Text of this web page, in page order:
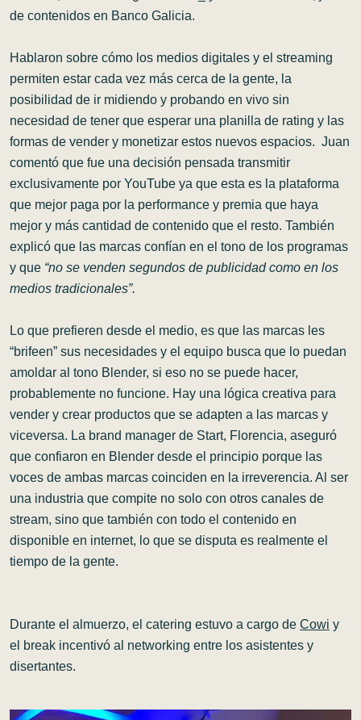
de contenidos en Banco Galicia.
Hablaron sobre cómo los medios digitales y el streaming
permiten estar cada vez más cerca de la gente, la
posibilidad de ir midiendo y probando en vivo sin
necesidad de tener que esperar una planilla de rating y las
formas de vender y monetizar estos nuevos espacios. Juan
comentó que fue una decisión pensada transmitir
exclusivamente por YouTube ya que esta es la plataforma
que mejor paga por la performance y premia que haya
mejor y más cantidad de contenido que el resto. También
explicó que las marcas confían en el tono de los programas
y que “no se venden segundos de publicidad como en los
medios tradicionales”.
Lo que prefieren desde el medio, es que las marcas les
“brifeen” sus necesidades y el equipo busca que lo puedan
amoldar al tono Blender, si eso no se puede hacer,
probablemente no funcione. Hay una lógica creativa para
vender y crear productos que se adapten a las marcas y
viceversa. La brand manager de Start, Florencia, aseguró
que confiaron en Blender desde el principio porque las
voces de ambas marcas coinciden en la irreverencia. Al ser
una industria que compite no solo con otros canales de
stream, sino que también con todo el contenido en
disponible en internet, lo que se disputa es realmente el
tiempo de la gente.
Durante el almuerzo, el catering estuvo a cargo de Cowi y
el break incentivó al networking entre los asistentes y
disertantes.